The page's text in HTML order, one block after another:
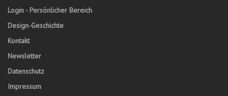
Login - Persönlicher Bereich
Design-Geschichte
Kontakt
Newsletter
Datenschutz
Impressum